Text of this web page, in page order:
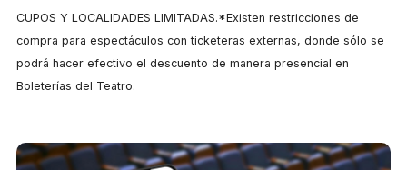
CUPOS Y LOCALIDADES LIMITADAS.*Existen restricciones de
compra para espectáculos con ticketeras externas, donde sólo se
podrá hacer efectivo el descuento de manera presencial en
Boleterías del Teatro.